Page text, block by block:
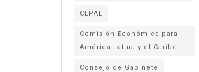
CEPAL
Comisión Económica para
América Latina y el Caribe
Consejo de Gabinete